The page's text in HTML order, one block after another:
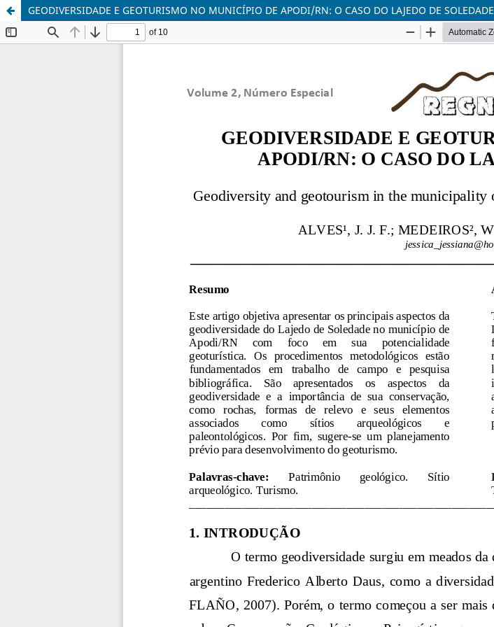
GEODIVERSIDADE E GEOTURISMO NO MUNICÍPIO DE APODI/RN: O CASO DO LAJEDO DE SOLEDADE